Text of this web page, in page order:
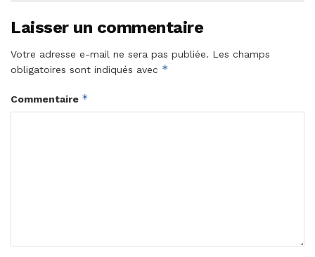
Laisser un commentaire
Votre adresse e-mail ne sera pas publiée. Les champs
obligatoires sont indiqués avec *
Commentaire *